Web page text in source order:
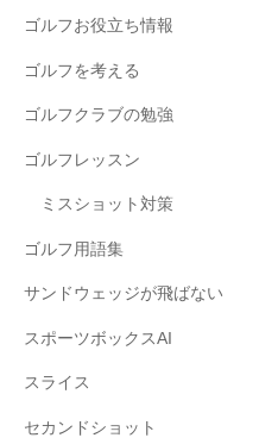
ゴルフお役立ち情報
ゴルフを考える
ゴルフクラブの勉強
ゴルフレッスン
ミスショット対策
ゴルフ用語集
サンドウェッジが飛ばない
スポーツボックスAI
スライス
セカンドショット